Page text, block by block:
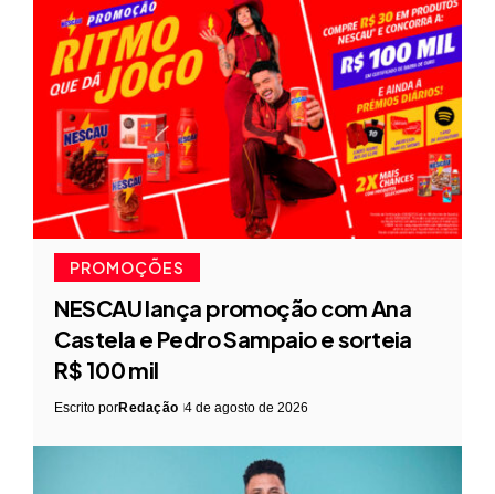
PROMOÇÕES
NESCAU lança promoção com Ana
Castela e Pedro Sampaio e sorteia
R$ 100 mil
Escrito porRedação 4 de agosto de 2026